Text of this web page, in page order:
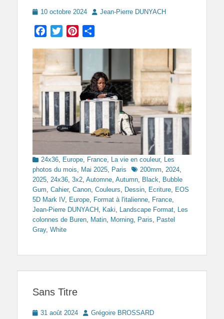
Posted
10 octobre 2024 Author
Jean-Pierre DUNYACH
Facebook
TwitterPinterest
Categories
24x36 Europe France La vie en couleur, Les
photos du mois
Mai 2025 Paris Tags200mm 2024
2025 24x36 3x2 Automne Autumn Black
Bubble
Gum Cahier, Canon Couleurs Dessin Ecriture EOS
5D Mark IV, Europe Format à l'italienne France
Jean-Pierre DUNYACH Kaki Landscape Format Les
colonnes de Buren Matin Morning Paris
Pastel
Gray, White
Sans Titre
Posted
31 août 2024 Author
Grégoire BROSSARD